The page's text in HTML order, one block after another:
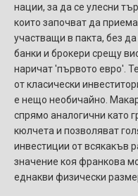
нации, за да се улесни
които започват да
участващи в пакта, без
банки и брокери срещу
наричат 'първото евро'.
от класически
е нещо необичайно.
спрямо аналогични като
кюлчета и позволяват
инвестиции от всякакъв
значение коя франкова
еднакви физически